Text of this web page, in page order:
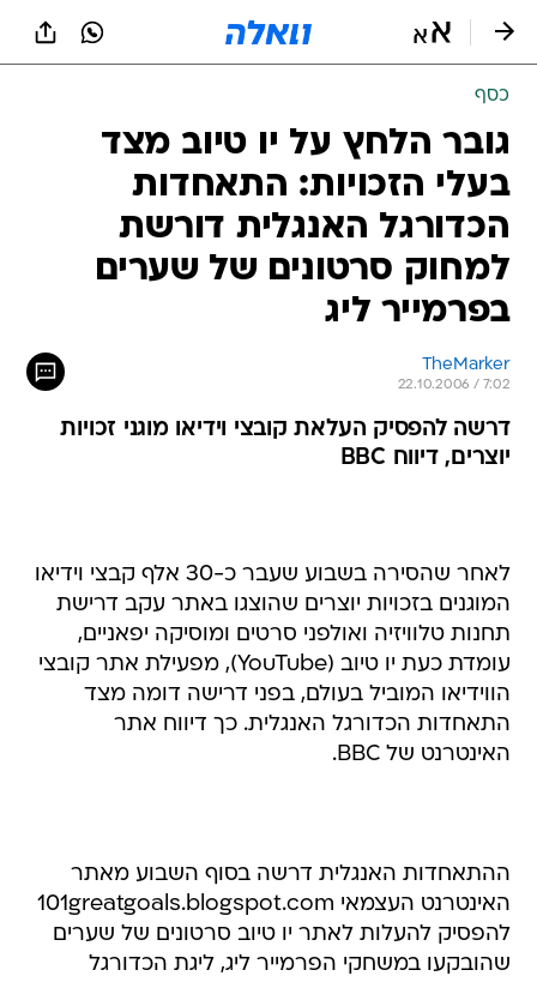
כסף
גובר הלחץ על יו טיוב מצד
בעלי הזכויות: התאחדות
הכדורגל האנגלית דורשת
למחוק סרטונים של שערים
בפרמייר ליג
TheMarker
22.10.2006 / 7:02
דרשה להפסיק העלאת קובצי וידיאו מוגני זכויות
יוצרים, דיווח BBC
לאחר שהסירה בשבוע שעבר כ-30 אלף קבצי וידיאו
המוגנים בזכויות יוצרים שהוצגו באתר עקב דרישת
תחנות טלוויזיה ואולפני סרטים ומוסיקה יפאניים,
עומדת כעת יו טיוב (YouTube), מפעילת אתר קובצי
הווידיאו המוביל בעולם, בפני דרישה דומה מצד
התאחדות הכדורגל האנגלית. כך דיווח אתר
האינטרנט של BBC.
ההתאחדות האנגלית דרשה בסוף השבוע מאתר
האינטרנט העצמאי 101greatgoals.blogspot.com
להפסיק להעלות לאתר יו טיוב סרטונים של שערים
שהובקעו במשחקי הפרמייר ליג, ליגת הכדורגל